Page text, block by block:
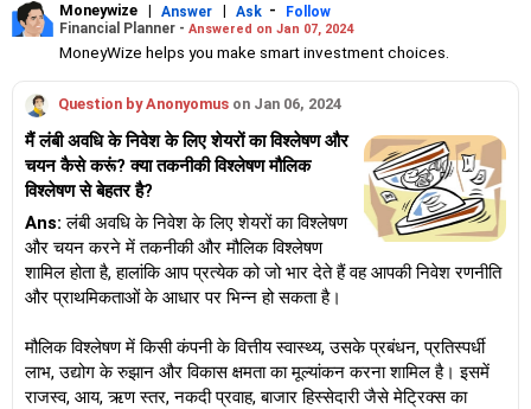
Moneywize | Answer | Ask -
Follow
Financial Planner - Answered on Jan 07, 2024
MoneyWize helps you make smart investment choices.
Question by Anonyomus on Jan 06, 2024
मैं लंबी अवधि के निवेश के लिए शेयरों का विश्लेषण और
चयन कैसे करूं? क्या तकनीकी विश्लेषण मौलिक
विश्लेषण से बेहतर है?
Ans: लंबी अवधि के निवेश के लिए शेयरों का विश्लेषण
और चयन करने में तकनीकी और मौलिक विश्लेषण
शामिल होता है, हालांकि आप प्रत्येक को जो भार देते हैं वह आपकी निवेश रणनीति
और प्राथमिकताओं के आधार पर भिन्न हो सकता है।
मौलिक विश्लेषण में किसी कंपनी के वित्तीय स्वास्थ्य, उसके प्रबंधन, प्रतिस्पर्धी
लाभ, उद्योग के रुझान और विकास क्षमता का मूल्यांकन करना शामिल है। इसमें
राजस्व, आय, ऋण स्तर, नकदी प्रवाह, बाजार हिस्सेदारी जैसे मेट्रिक्स का